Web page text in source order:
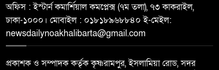
অফিস : ইস্টার্ন কমার্শিয়াল কমপ্লেক্স (৭ম তলা), ৭৩ কাকরাইল,
ঢাকা-১০০০। মোবাইল : ০১৮১৮৯৬৮৮৪০ ই-মেইল:
newsdailynoakhalibarta@gmail.com
প্রকাশক ও সম্পাদক কর্তৃক কৃষ্ণরামপুর, ইসলামিয়া রোড, সদর